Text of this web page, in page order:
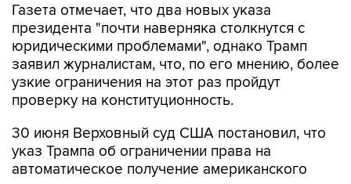
Газета отмечает, что два новых указа
президента "почти наверняка столкнутся с
юридическими проблемами", однако Трамп
заявил журналистам, что, по его мнению, более
узкие ограничения на этот раз пройдут
проверку на конституционность.
30 июня Верховный суд США постановил, что
указ Трампа об ограничении права на
автоматическое получение американского